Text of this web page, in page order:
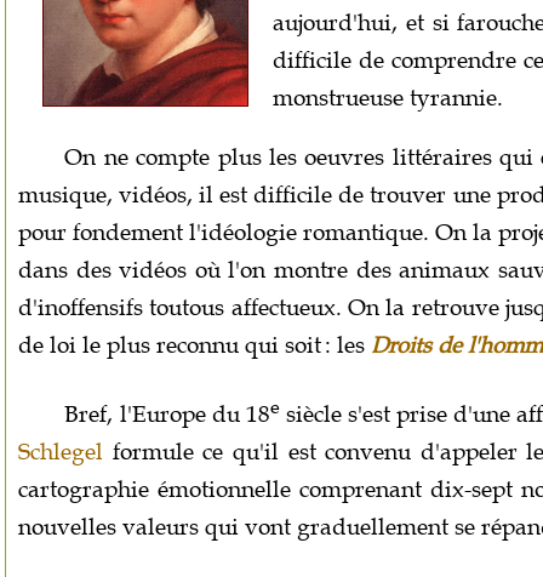
aujourd'hui, et si
difficile de comprendre
monstrueuse tyrannie.
On ne compte plus les oeuvres littéraires
musique, vidéos, il est difficile de trouver une
pour fondement l'idéologie romantique. On la
dans des vidéos où l'on montre des animaux
d'inoffensifs toutous affectueux. On la retrouve
de loi le plus reconnu qui soit : les Droits de
Bref, l'Europe du 18esiècle s'est prise d'une
Schlegel formule ce qu'il est convenu d'appeler
cartographie émotionnelle comprenant dix-sept
nouvelles valeurs qui vont graduellement se